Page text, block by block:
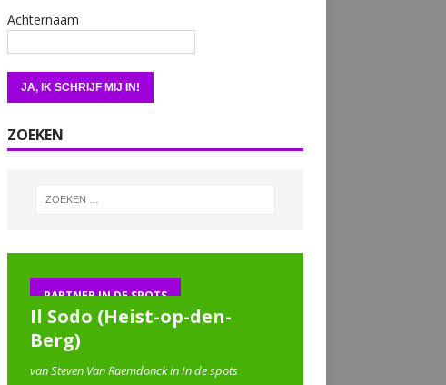
Achternaam
ZOEKEN
PARTNER IN DE SPOTS
Il Sodo (Heist-op-den-
Berg)
van Steven Van Raemdonck in In de spots